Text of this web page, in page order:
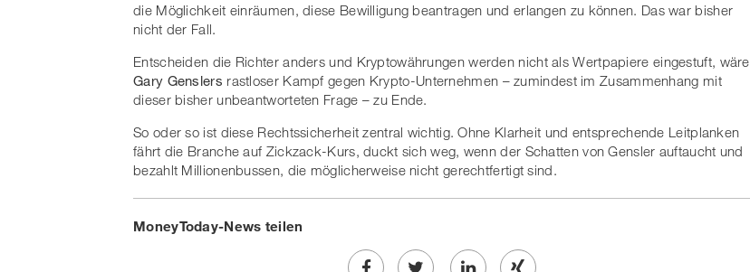
die Möglichkeit einräumen, diese Bewilligung beantragen und erlangen zu können. Das war bisher
nicht der Fall.
Entscheiden die Richter anders und Kryptowährungen werden nicht als Wertpapiere eingestuft, wäre
Gary Genslers rastloser Kampf gegen Krypto-Unternehmen – zumindest im Zusammenhang mit
dieser bisher unbeantworteten Frage – zu Ende.
So oder so ist diese Rechtssicherheit zentral wichtig. Ohne Klarheit und entsprechende Leitplanken
fährt die Branche auf Zickzack-Kurs, duckt sich weg, wenn der Schatten von Gensler auftaucht und
bezahlt Millionenbussen, die möglicherweise nicht gerechtfertigt sind.
MoneyToday-News teilen